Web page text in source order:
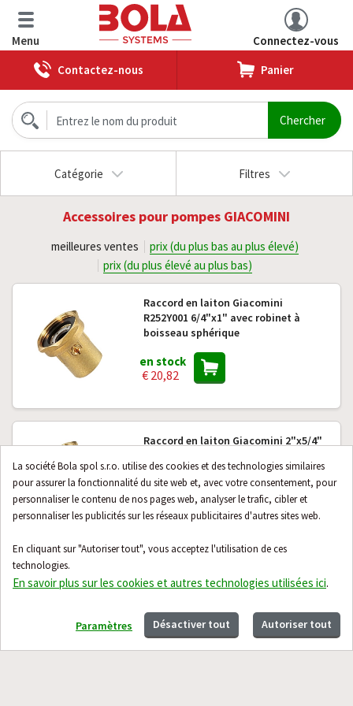
La société Bola spol s.r.o. utilise des cookies et des technologies similaires
pour assurer la fonctionnalité du site web et, avec votre consentement, pour
personnaliser le contenu de nos pages web, analyser le trafic, cibler et
personnaliser les publicités sur les réseaux publicitaires d'autres sites web.
En cliquant sur "Autoriser tout", vous acceptez l'utilisation de ces
technologies.
En savoir plus sur les cookies et autres technologies utilisées ici.
Paramètres Désactiver tout Autoriser tout
Menu
Connectez-vous
Contactez-nous
Panier
Catégorie Filtres
Accessoires pour pompes GIACOMINI
meilleures ventes
prix (du plus bas au plus élevé)
prix (du plus élevé au plus bas)
Raccord en laiton Giacomini
R252Y001 6/4"x1" avec robinet à
boisseau sphérique
en stock
€ 20,82
Raccord en laiton Giacomini 2"x5/4"
en stock
€ 34,54